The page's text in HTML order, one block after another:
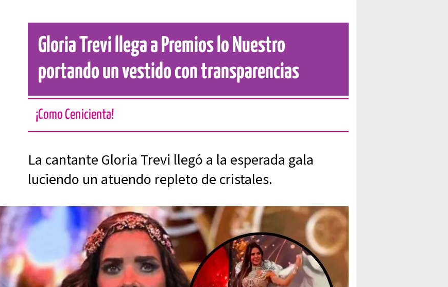
Gloria Trevi llega a Premios lo Nuestro
portando un vestido con transparencias
¡Como Cenicienta!
La cantante Gloria Trevi llegó a la esperada gala
luciendo un atuendo repleto de cristales.